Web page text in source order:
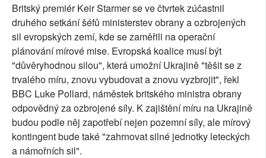
Britský premiér Keir Starmer se ve čtvrtek zúčastnil
druhého setkání šéfů ministerstev obrany a ozbrojených
sil evropských zemí, kde se zaměřili na operační
plánování mírové mise. Evropská koalice musí být
"důvěryhodnou silou", která umožní Ukrajině "těšit se z
trvalého míru, znovu vybudovat a znovu vyzbrojit", řekl
BBC Luke Pollard, náměstek britského ministra obrany
odpovědný za ozbrojené síly. K zajištění míru na Ukrajině
budou podle něj zapotřebí nejen pozemní síly, ale mírový
kontingent bude také "zahrnovat silné jednotky leteckých
a námořních sil".